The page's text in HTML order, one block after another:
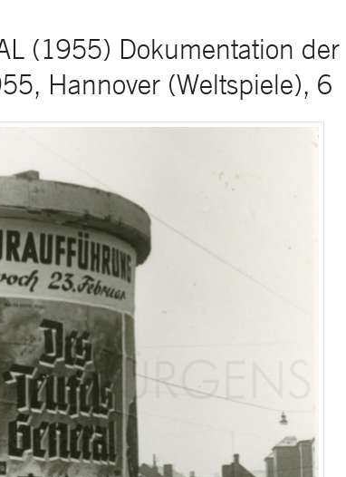
(1955) Dokumentation der
Hannover (Weltspiele), 6